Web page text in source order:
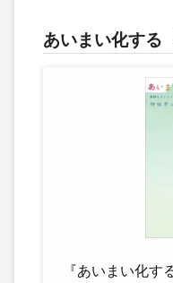
あいまい化する
『あいまい化